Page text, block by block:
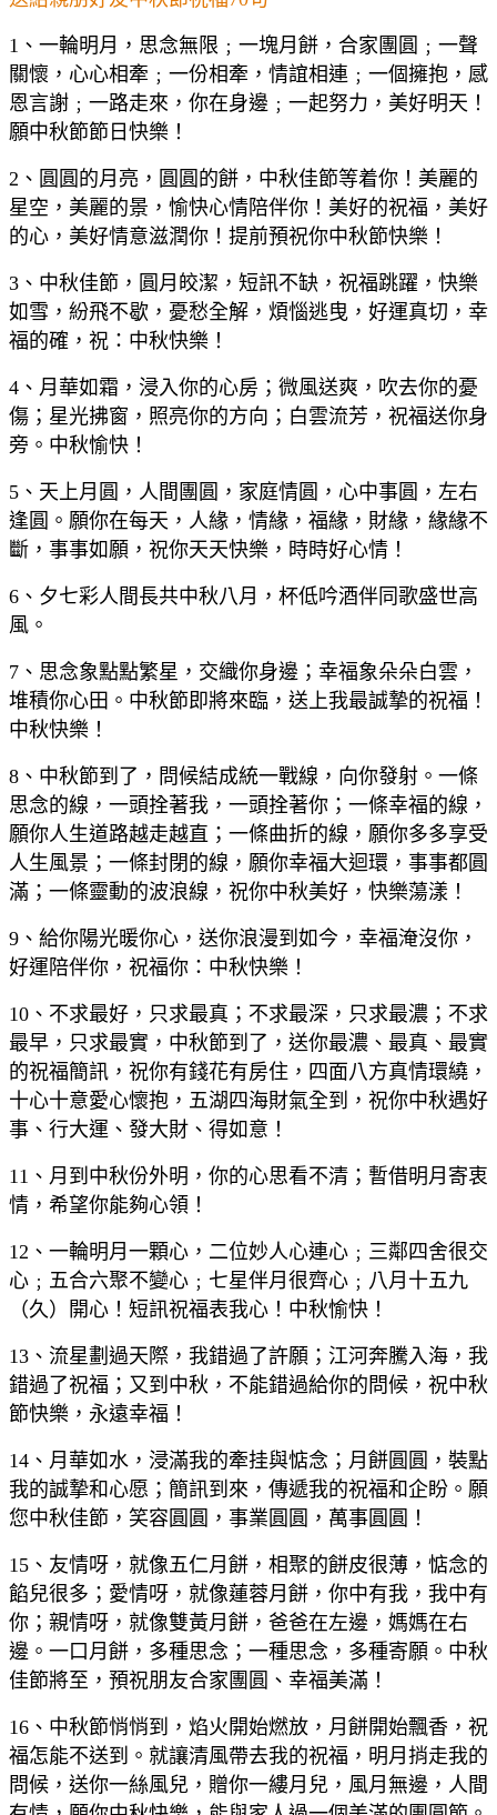
1、一輪明月，思念無限﹔一塊月餅，合家團圓﹔一聲
關懷，心心相牽﹔一份相牽，情誼相連﹔一個擁抱，感
恩言謝﹔一路走來，你在身邊﹔一起努力，美好明天！
願中秋節節日快樂！
2、圓圓的月亮，圓圓的餅，中秋佳節等着你！美麗的
星空，美麗的景，愉快心情陪伴你！美好的祝福，美好
的心，美好情意滋潤你！提前預祝你中秋節快樂！
3、中秋佳節，圓月皎潔，短訊不缺，祝福跳躍，快樂
如雪，紛飛不歇，憂愁全解，煩惱逃曳，好運真切，幸
福的確，祝：中秋快樂！
4、月華如霜，浸入你的心房；微風送爽，吹去你的憂
傷；星光拂窗，照亮你的方向；白雲流芳，祝福送你身
旁。中秋愉快！
5、天上月圓，人間團圓，家庭情圓，心中事圓，左右
逢圓。願你在每天，人緣，情緣，福緣，財緣，緣緣不
斷，事事如願，祝你天天快樂，時時好心情！
6、夕七彩人間長共中秋八月，杯低吟酒伴同歌盛世高
風。
7、思念象點點繁星，交織你身邊；幸福象朵朵白雲，
堆積你心田。中秋節即將來臨，送上我最誠摯的祝福！
中秋快樂！
8、中秋節到了，問候結成統一戰線，向你發射。一條
思念的線，一頭拴著我，一頭拴著你；一條幸福的線，
願你人生道路越走越直；一條曲折的線，願你多多享受
人生風景；一條封閉的線，願你幸福大迴環，事事都圓
滿；一條靈動的波浪線，祝你中秋美好，快樂蕩漾！
9、給你陽光暖你心，送你浪漫到如今，幸福淹沒你，
好運陪伴你，祝福你：中秋快樂！
10、不求最好，只求最真；不求最深，只求最濃；不求
最早，只求最實，中秋節到了，送你最濃、最真、最實
的祝福簡訊，祝你有錢花有房住，四面八方真情環繞，
十心十意愛心懷抱，五湖四海財氣全到，祝你中秋遇好
事、行大運、發大財、得如意！
11、月到中秋份外明，你的心思看不清；暫借明月寄衷
情，希望你能夠心領！
12、一輪明月一顆心，二位妙人心連心﹔三鄰四舍很交
心﹔五合六聚不變心﹔七星伴月很齊心﹔八月十五九
（久）開心！短訊祝福表我心！中秋愉快！
13、流星劃過天際，我錯過了許願；江河奔騰入海，我
錯過了祝福；又到中秋，不能錯過給你的問候，祝中秋
節快樂，永遠幸福！
14、月華如水，浸滿我的牽挂與惦念；月餅圓圓，裝點
我的誠摯和心愿；簡訊到來，傳遞我的祝福和企盼。願
您中秋佳節，笑容圓圓，事業圓圓，萬事圓圓！
15、友情呀，就像五仁月餅，相聚的餅皮很薄，惦念的
餡兒很多；愛情呀，就像蓮蓉月餅，你中有我，我中有
你；親情呀，就像雙黃月餅，爸爸在左邊，媽媽在右
邊。一口月餅，多種思念；一種思念，多種寄願。中秋
佳節將至，預祝朋友合家團圓、幸福美滿！
16、中秋節悄悄到，焰火開始燃放，月餅開始飄香，祝
福怎能不送到。就讓清風帶去我的祝福，明月捎走我的
問候，送你一絲風兒，贈你一縷月兒，風月無邊，人間